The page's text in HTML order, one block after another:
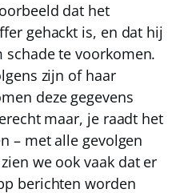
dat het
gehackt is, en dat hij
te voorkomen.
zijn of haar
deze gegevens
maar, je raadt het
– met alle gevolgen
we ook vaak dat er
berichten worden